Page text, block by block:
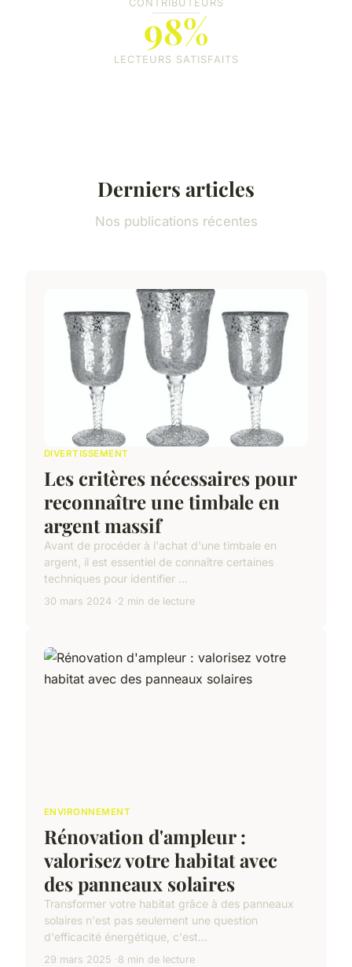
CONTRIBUTEURS
98%
LECTEURS SATISFAITS
Derniers articles
Nos publications récentes
DIVERTISSEMENT
Les critères nécessaires pour
reconnaître une timbale en
argent massif
Avant de procéder à l'achat d'une timbale en
argent, il est essentiel de connaître certaines
techniques pour identifier ...
30 mars 2024 2 min de lecture
ENVIRONNEMENT
Rénovation d'ampleur :
valorisez votre habitat avec
des panneaux solaires
Transformer votre habitat grâce à des panneaux
solaires n'est pas seulement une question
d'efficacité énergétique, c'est...
29 mars 2025 8 min de lecture